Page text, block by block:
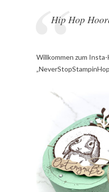
Hip Hop
Willkommen zum